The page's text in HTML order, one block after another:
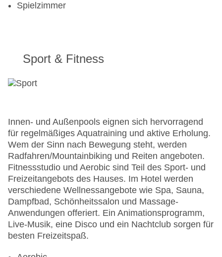
Spielzimmer
Sport & Fitness
Innen- und Außenpools eignen sich hervorragend
für regelmäßiges Aquatraining und aktive Erholung.
Wem der Sinn nach Bewegung steht, werden
Radfahren/Mountainbiking und Reiten angeboten.
Fitnessstudio und Aerobic sind Teil des Sport- und
Freizeitangebots des Hauses. Im Hotel werden
verschiedene Wellnessangebote wie Spa, Sauna,
Dampfbad, Schönheitssalon und Massage-
Anwendungen offeriert. Ein Animationsprogramm,
Live-Musik, eine Disco und ein Nachtclub sorgen für
besten Freizeitspaß.